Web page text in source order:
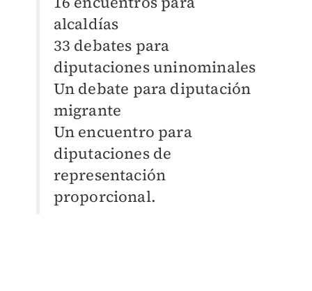
alcaldías
33 debates para
diputaciones uninominales
Un debate para diputación
migrante
Un encuentro para
diputaciones de
representación
proporcional.